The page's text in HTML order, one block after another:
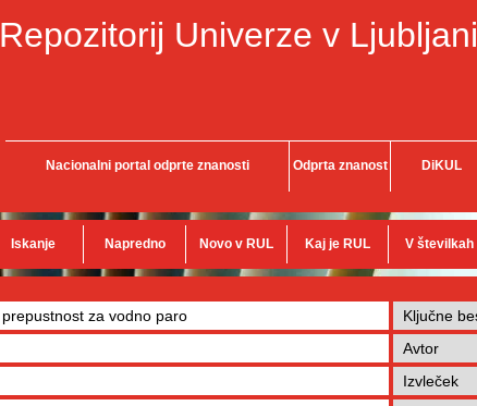
Repozitorij Univerze v Ljubljani
Nacionalni portal odprte znanosti Odprta znanost DiKUL
Iskanje Napredno Novo v RUL Kaj je RUL V številkah